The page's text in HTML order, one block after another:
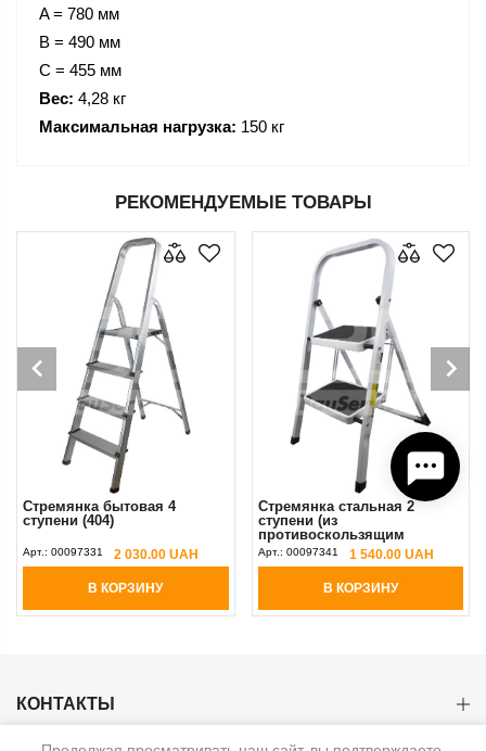
A = 780 мм
B = 490 мм
C = 455 мм
Вес: 4,28 кг
Максимальная нагрузка: 150 кг
РЕКОМЕНДУЕМЫЕ ТОВАРЫ
Стремянка бытовая 4
ступени (404)
Арт.: 00097331 2 030.00 UAH
В КОРЗИНУ
Стремянка стальная 2
ступени (из
противоскользящим
покрытием)
Арт.: 00097341 1 540.00 UAH
В КОРЗИНУ
КОНТАКТЫ